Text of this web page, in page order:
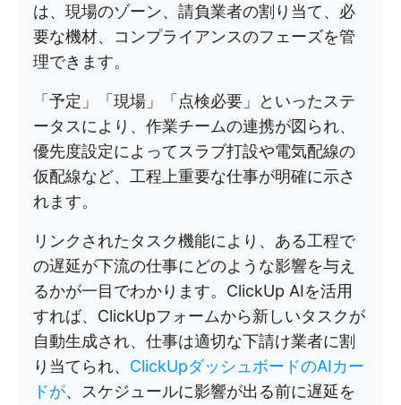
は、現場のゾーン、請負業者の割り当て、必
要な機材、コンプライアンスのフェーズを管
理できます。
「予定」「現場」「点検必要」といったステ
ータスにより、作業チームの連携が図られ、
優先度設定によってスラブ打設や電気配線の
仮配線など、工程上重要な仕事が明確に示さ
れます。
リンクされたタスク機能により、ある工程で
の遅延が下流の仕事にどのような影響を与え
るかが一目でわかります。ClickUp AIを活用
すれば、ClickUpフォームから新しいタスクが
自動生成され、仕事は適切な下請け業者に割
り当てられ、 ClickUpダッシュボードのAIカー
ドが、スケジュールに影響が出る前に遅延を